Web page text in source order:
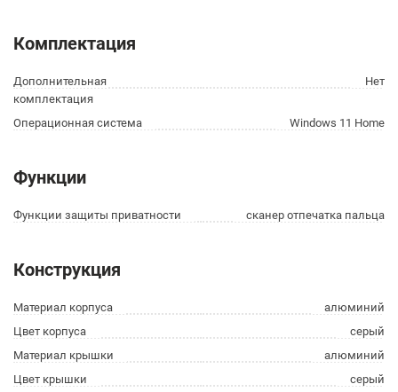
Комплектация
Дополнительная
комплектация
Нет
Операционная система Windows 11 Home
Функции
Функции защиты приватности сканер отпечатка пальца
Конструкция
Материал корпуса
алюминий
Цвет корпуса
серый
Материал крышки
алюминий
Цвет крышки
серый